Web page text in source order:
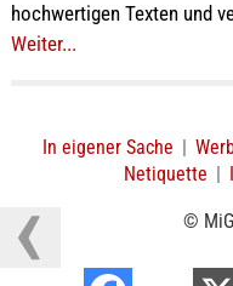
hochwertigen Texten und
Weiter...
In eigener Sache |
Netiquette |
©